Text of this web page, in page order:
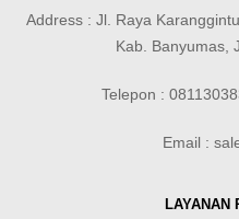
Address : Jl. Raya
Kab. Banyumas,
Telepon :
Email :
LAYANAN